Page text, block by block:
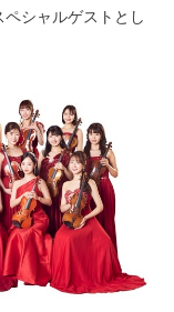
ペシャルゲストとし